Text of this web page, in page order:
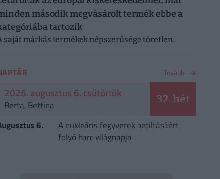
második megvásárolt termék ebbe a
tartozik
saját márkás termékek népszerűsége töretlen.
Tovább
2026. augusztus 6. csütörtök
Berta, Bettina 32. hét
6.
A nukleáris fegyverek betiltásáért
folyó harc világnapja